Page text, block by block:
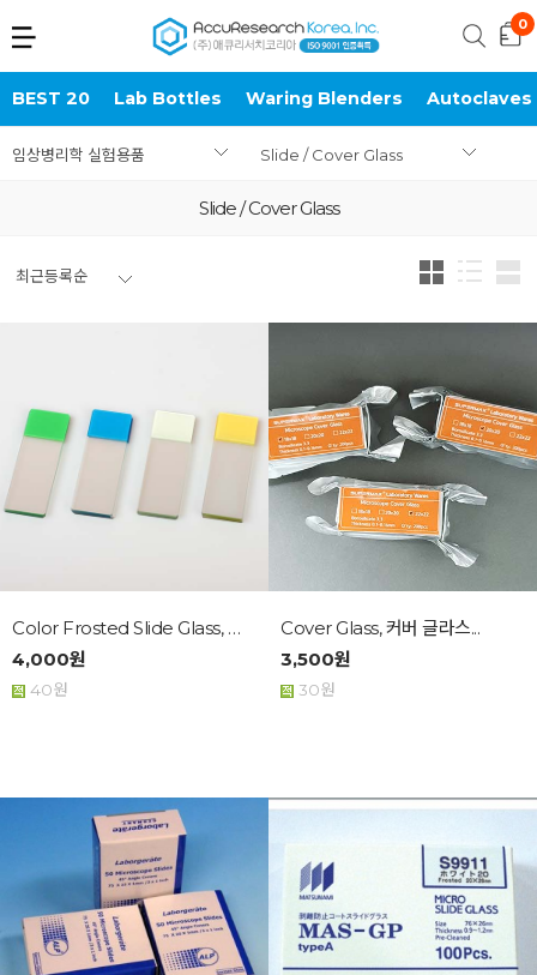
BEST 20 Lab Bottles Waring Blenders Autoclaves
임상병리학 실험용품 Slide / Cover Glass
Slide / Cover Glass
최근등록순
Color Frosted Slide Glass, 컬...
4,000원
40원
Cover Glass, 커버 글라스...
3,500원
30원